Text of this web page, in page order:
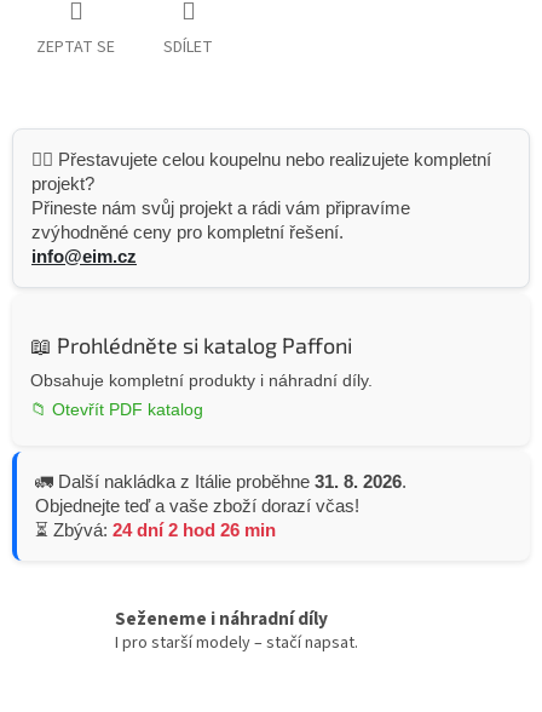
ZEPTAT SE SDÍLET
👷‍♂️ Přestavujete celou koupelnu nebo realizujete kompletní
projekt?
Přineste nám svůj projekt a rádi vám připravíme
zvýhodněné ceny pro kompletní řešení.
info@eim.cz
📖 Prohlédněte si katalog Paffoni
Obsahuje kompletní produkty i náhradní díly.
📁 Otevřít PDF katalog
🚛 Další nakládka z Itálie proběhne 31. 8. 2026.
Objednejte teď a vaše zboží dorazí včas!
⏳ Zbývá: 24 dní 2 hod 26 min
Seženeme i náhradní díly
I pro starší modely – stačí napsat.